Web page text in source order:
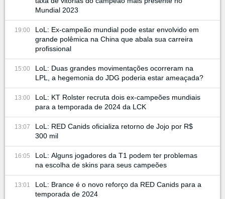
Mundial 2023
19:00
LoL: Ex-campeão mundial pode estar envolvido em
grande polêmica na China que abala sua carreira
profissional
15:00
LoL: Duas grandes movimentações ocorreram na
LPL, a hegemonia do JDG poderia estar ameaçada?
13:00
LoL: KT Rolster recruta dois ex-campeões mundiais
para a temporada de 2024 da LCK
13:07
LoL: RED Canids oficializa retorno de Jojo por R$
300 mil
16:05
LoL: Alguns jogadores da T1 podem ter problemas
na escolha de skins para seus campeões
13:01
LoL: Brance é o novo reforço da RED Canids para a
temporada de 2024